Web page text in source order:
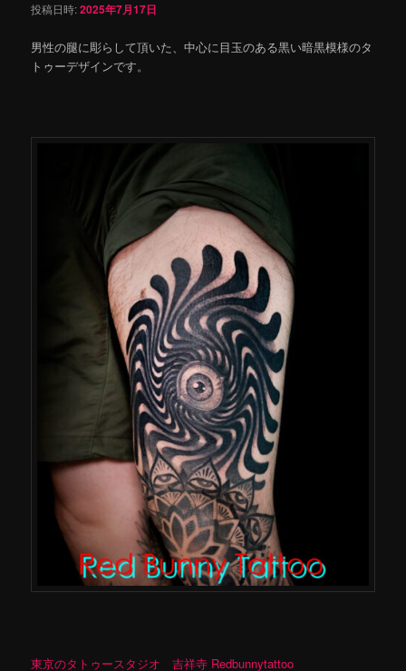
投稿日時:2025年7月17日
男性の腿に彫らして頂いた、中心に目玉のある黒い暗黒模様のタ
トゥーデザインです。
東京のタトゥースタジオ 吉祥寺 Redbunnytattoo